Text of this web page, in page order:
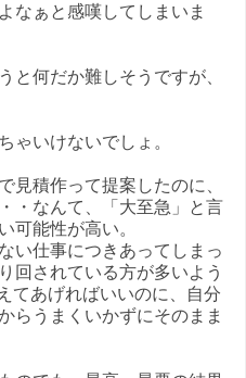
なぁと感嘆してしまいま
と何だか難しそうですが、
ゃいけないでしょ。
見積作って提案したのに、
・なんて、「大至急」と言
可能性が高い。
い仕事につきあってしまっ
回されている方が多いよう
てあげればいいのに、自分
らうまくいかずにそのまま